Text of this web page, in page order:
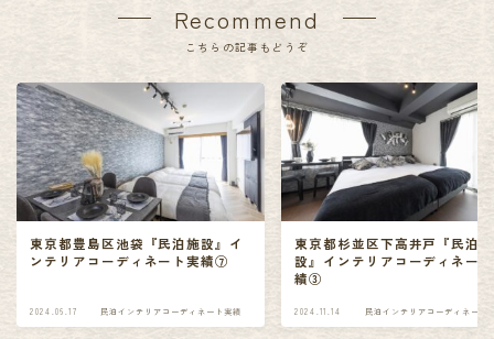
Recommend
こちらの記事もどうぞ
東京都豊島区池袋『民泊施設』イ
ンテリアコーディネート実績⑦
2024.06.17 民泊インテリアコーディネート実績
東京都杉並区下高井戸『民泊施
設』インテリアコーディネー
績③
2024.11.14 民泊インテリアコーディネート